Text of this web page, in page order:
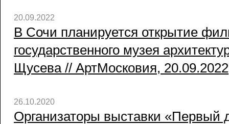
20.09.2022
В Сочи планируется открытие
государственного музея
Щусева // АртМосковия, 20.09.2022
26.10.2020
Организаторы выставки «Первый